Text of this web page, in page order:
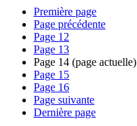
Première page
Page précédente
Page 12
Page 13
Page 14 (page actuelle)
Page 15
Page 16
Page suivante
Dernière page